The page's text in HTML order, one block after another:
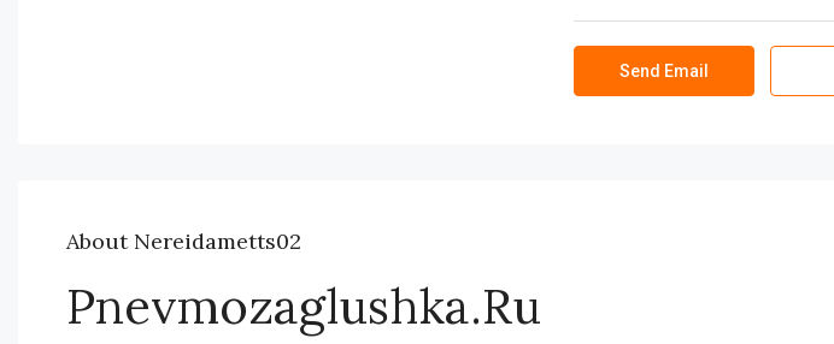
Send Email
About Nereidametts02
Pnevmozaglushka.ru